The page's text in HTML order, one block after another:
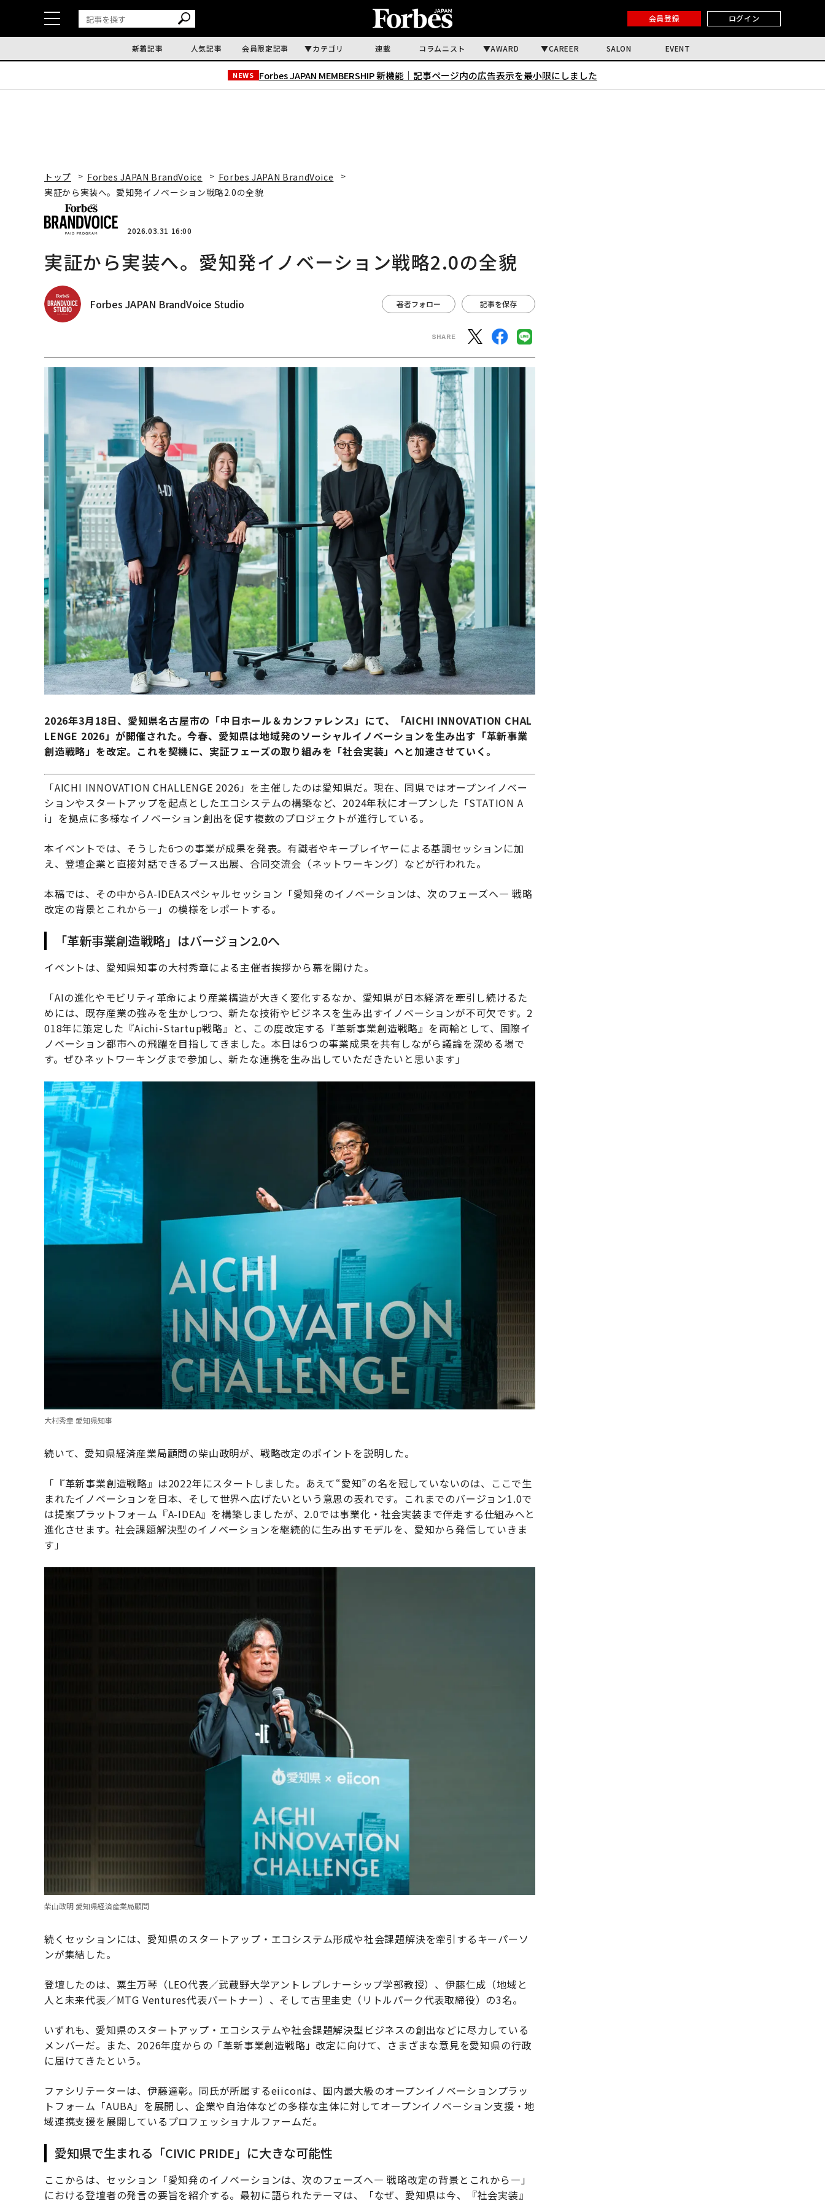
会員登録 ログイン
新着記事 人気記事 会員限定記事 カテゴリ 連載 コラムニスト AWARD CAREER SALON EVENT
NEWS Forbes JAPAN MEMBERSHIP 新機能｜ 記事ページ内の広告表示を最小限にしました
トップ Forbes JAPAN BrandVoice
Forbes JAPAN BrandVoice
実証から実装へ。愛知発イノベーション戦略2.0の全貌
2026.03.31 16:00
実証から実装へ。愛知発イノベーション戦略2.0の全貌
Forbes JAPAN BrandVoice Studio 著者フォロー 記事を保存
2026年3月18日、愛知県名古屋市の「中日ホール＆カンファレンス」にて、「AICHI INNOVATION CHAL
LENGE 2026」が開催された。今春、愛知県は地域発のソーシャルイノベーションを生み出す「革新事業
創造戦略」を改定。これを契機に、実証フェーズの取り組みを「社会実装」へと加速させていく。
「AICHI INNOVATION CHALLENGE 2026」を主催したのは愛知県だ。現在、同県ではオープンイノベー
ションやスタートアップを起点としたエコシステムの構築など、2024年秋にオープンした「STATION A
i」を拠点に多様なイノベーション創出を促す複数のプロジェクトが進行している。
本イベントでは、そうした6つの事業が成果を発表。有識者やキープレイヤーによる基調セッションに加
え、登壇企業と直接対話できるブース出展、合同交流会（ネットワーキング）などが行われた。
本稿では、その中からA-IDEAスペシャルセッション「愛知発のイノベーションは、次のフェーズへ— 戦略
改定の背景とこれから—」の模様をレポートする。
「革新事業創造戦略」はバージョン2.0へ
イベントは、愛知県知事の大村秀章による主催者挨拶から幕を開けた。
「AIの進化やモビリティ革命により産業構造が大きく変化するなか、愛知県が日本経済を牽引し続けるた
めには、既存産業の強みを生かしつつ、新たな技術やビジネスを生み出すイノベーションが不可欠です。2
018年に策定した『Aichi-Startup戦略』と、この度改定する『革新事業創造戦略』を両輪として、国際イ
ノベーション都市への飛躍を目指してきました。本日は6つの事業成果を共有しながら議論を深める場で
す。ぜひネットワーキングまで参加し、新たな連携を生み出していただきたいと思います」
大村秀章 愛知県知事
続いて、愛知県経済産業局顧問の柴山政明が、戦略改定のポイントを説明した。
「『革新事業創造戦略』は2022年にスタートしました。あえて“愛知”の名を冠していないのは、ここで生
まれたイノベーションを日本、そして世界へ広げたいという意思の表れです。これまでのバージョン1.0で
は提案プラットフォーム『A-IDEA』を構築しましたが、2.0では事業化・社会実装まで伴走する仕組みへと
進化させます。社会課題解決型のイノベーションを継続的に生み出すモデルを、愛知から発信していきま
す」
柴山政明 愛知県経済産業局顧問
続くセッションには、愛知県のスタートアップ・エコシステム形成や社会課題解決を牽引するキーパーソ
ンが集結した。
登壇したのは、粟生万琴（LEO代表／武蔵野大学アントレプレナーシップ学部教授）、伊藤仁成（地域と
人と未来代表／MTG Ventures代表パートナー）、そして古里圭史（リトルパーク代表取締役）の3名。
いずれも、愛知県のスタートアップ・エコシステムや社会課題解決型ビジネスの創出などに尽力している
メンバーだ。また、2026年度からの「革新事業創造戦略」改定に向けて、さまざまな意見を愛知県の行政
に届けてきたという。
ファシリテーターは、伊藤達彰。同氏が所属するeiiconは、国内最大級のオープンイノベーションプラッ
トフォーム「AUBA」を展開し、企業や自治体などの多様な主体に対してオープンイノベーション支援・地
域連携支援を展開しているプロフェッショナルファームだ。
愛知県で生まれる「CIVIC PRIDE」に大きな可能性
ここからは、セッション「愛知発のイノベーションは、次のフェーズへ— 戦略改定の背景とこれから—」
における登壇者の発言の要旨を紹介する。最初に語られたテーマは、「なぜ、愛知県は今、『社会実装』